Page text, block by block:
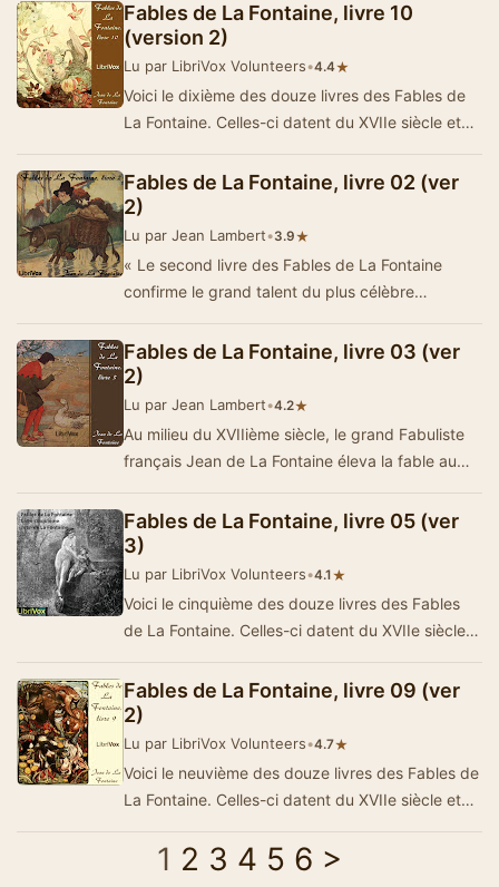
Fables de La Fontaine, livre 10
(version 2)
Lu par LibriVox Volunteers•4.4★
Voici le dixième des douze livres des Fables de
La Fontaine. Celles-ci datent du XVIIe siècle et
Fables de La Fontaine, livre 02 (ver
2)
Lu par Jean Lambert•3.9★
« Le second livre des Fables de La Fontaine
confirme le grand talent du plus célèbre
Fables de La Fontaine, livre 03 (ver
2)
Lu par Jean Lambert•4.2★
Au milieu du XVIIième siècle, le grand Fabuliste
français Jean de La Fontaine éleva la fable au
Fables de La Fontaine, livre 05 (ver
3)
Lu par LibriVox Volunteers•4.1 ★
Voici le cinquième des douze livres des Fables
de La Fontaine. Celles-ci datent du XVIIe siècle
Fables de La Fontaine, livre 09 (ver
2)
Lu par LibriVox Volunteers•4.7★
Voici le neuvième des douze livres des Fables de
La Fontaine. Celles-ci datent du XVIIe siècle et
1 2 3 4 5 6 >